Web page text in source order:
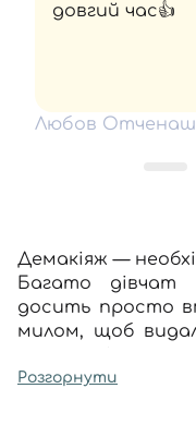
довгий час👍
Любов
Демакіяж —
Багато дівчат
досить просто
милом, щоб
здаватиметься
Розгорнути